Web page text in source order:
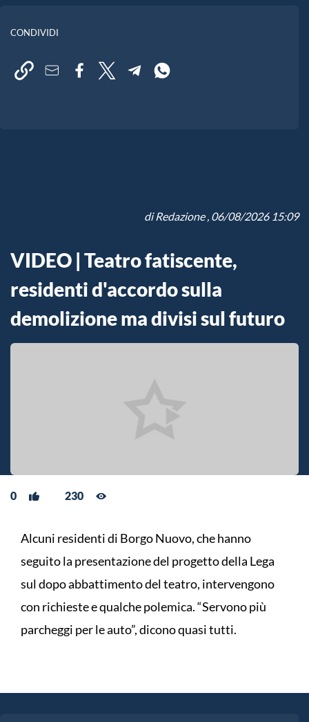
CONDIVIDI
diRedazione, 06/08/2026 15:09
VIDEO | Teatro fatiscente,
residenti d'accordo sulla
demolizione ma divisi sul futuro
0 230
Alcuni residenti di Borgo Nuovo, che hanno
seguito la presentazione del progetto della Lega
sul dopo abbattimento del teatro, intervengono
con richieste e qualche polemica. “Servono più
parcheggi per le auto”, dicono quasi tutti.